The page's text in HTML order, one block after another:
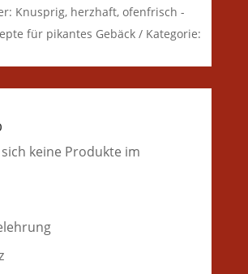
Knusprig, herzhaft, ofenfrisch -
für pikantes Gebäck
Kategorie:
keine Produkte im